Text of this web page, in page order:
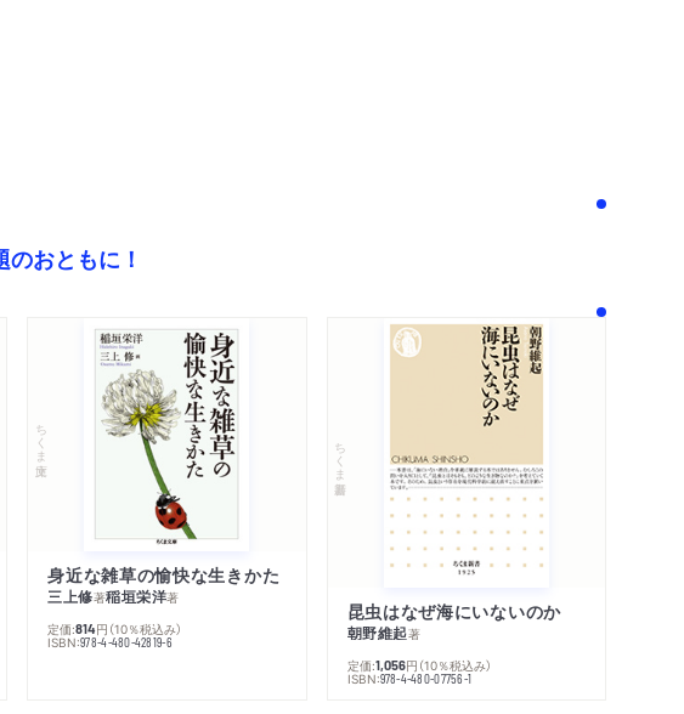
おともに！
ちくま文庫
身近な雑草の愉快な生きかた
三上修著稲垣栄洋著
定価:814円 （10％税込み）
ISBN:978-4-480-42819-6
ちくま新書
昆虫はなぜ海にいないのか
朝野維起著
定価:1,056円 （10％税込み）
ISBN:978-4-480-07756-1